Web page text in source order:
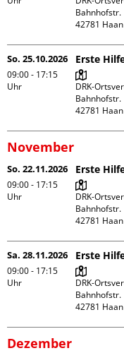
Bahnhofstr.
So. 25.10.2026
09:00 - 17:15
Uhr
Erste
DRK-
Bahnhofstr.
November
So. 22.11.2026
09:00 - 17:15
Uhr
Erste
DRK-
Bahnhofstr.
Sa. 28.11.2026
09:00 - 17:15
Uhr
Erste
DRK-
Bahnhofstr.
Dezember